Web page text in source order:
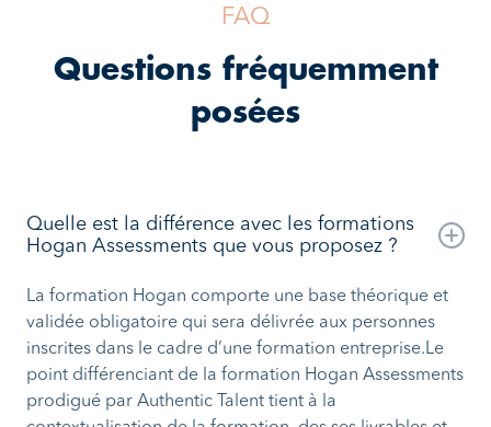
FAQ
Questions fréquemment
posées
Quelle est la différence avec les formations
Hogan Assessments que vous proposez ?
La formation Hogan comporte une base théorique et
validée obligatoire qui sera délivrée aux personnes
inscrites dans le cadre d’une formation entreprise.Le
point différenciant de la formation Hogan Assessments
prodigué par Authentic Talent tient à la